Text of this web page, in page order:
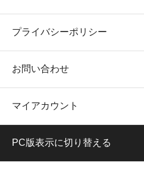
プライバシーポリシー
お問い合わせ
マイアカウント
PC版表示に切り替える